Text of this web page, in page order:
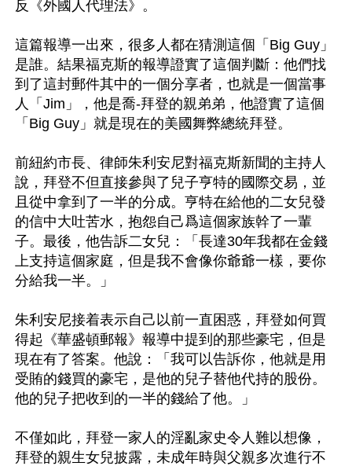
反《外國人代理法》。
這篇報導一出來，很多人都在猜測這個「Big Guy」
是誰。結果福克斯的報導證實了這個判斷：他們找
到了這封郵件其中的一個分享者，也就是一個當事
人「Jim」，他是喬-拜登的親弟弟，他證實了這個
「Big Guy」就是現在的美國舞弊總統拜登。
前紐約市長、律師朱利安尼對福克斯新聞的主持人
說，拜登不但直接參與了兒子亨特的國際交易，並
且從中拿到了一半的分成。亨特在給他的二女兒發
的信中大吐苦水，抱怨自己爲這個家族幹了一輩
子。最後，他告訴二女兒：「長達30年我都在金錢
上支持這個家庭，但是我不會像你爺爺一樣，要你
分給我一半。」
朱利安尼接着表示自己以前一直困惑，拜登如何買
得起《華盛頓郵報》報導中提到的那些豪宅，但是
現在有了答案。他說：「我可以告訴你，他就是用
受賄的錢買的豪宅，是他的兒子替他代持的股份。
他的兒子把收到的一半的錢給了他。」
不僅如此，拜登一家人的淫亂家史令人難以想像，
拜登的親生女兒披露，未成年時與父親多次進行不